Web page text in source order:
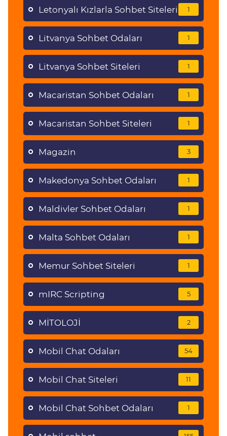
Letonyalı Kızlarla Sohbet Siteleri 1
Litvanya Sohbet Odaları 1
Litvanya Sohbet Siteleri 1
Macaristan Sohbet Odaları 1
Macaristan Sohbet Siteleri 1
Magazin 3
Makedonya Sohbet Odaları 1
Maldivler Sohbet Odaları 1
Malta Sohbet Odaları 1
Memur Sohbet Siteleri 1
mIRC Scripting 5
MİTOLOJİ 2
Mobil Chat Odaları 54
Mobil Chat Siteleri 11
Mobil Chat Sohbet Odaları 1